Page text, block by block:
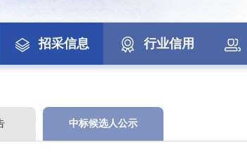
招采信息 行业信用
中标候选人公示